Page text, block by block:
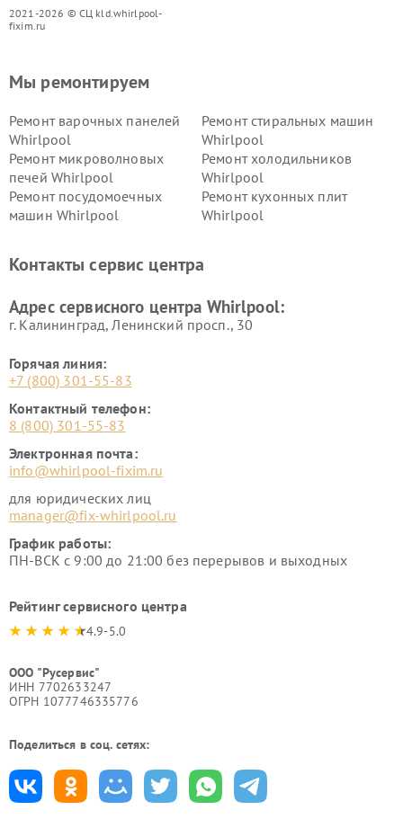
2021-2026 © СЦ kld.whirlpool-
fixim.ru
Мы ремонтируем
Ремонт варочных панелей
Whirlpool
Ремонт стиральных машин
Whirlpool
Ремонт микроволновых
печей Whirlpool
Ремонт холодильников
Whirlpool
Ремонт посудомоечных
машин Whirlpool
Ремонт кухонных плит
Whirlpool
Контакты сервис центра
Адрес сервисного центра Whirlpool:
г. Калининград, Ленинский просп., 30
Горячая линия:
+7 (800) 301-55-83
Контактный телефон:
8 (800) 301-55-83
Электронная почта:
info@whirlpool-fixim.ru
для юридических лиц
manager@fix-whirlpool.ru
График работы:
ПН-ВСК с 9:00 до 21:00 без перерывов и выходных
Рейтинг сервисного центра
4.9-5.0
ООО "Русервис"
ИНН 7702633247
ОГРН 1077746335776
Поделиться в соц. сетях: